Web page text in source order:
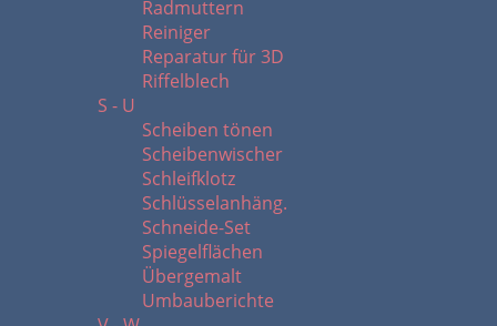
Radmuttern
Reiniger
Reparatur für 3D
Riffelblech
S - U
Scheiben tönen
Scheibenwischer
Schleifklotz
Schlüsselanhäng.
Schneide-Set
Spiegelflächen
Übergemalt
Umbauberichte